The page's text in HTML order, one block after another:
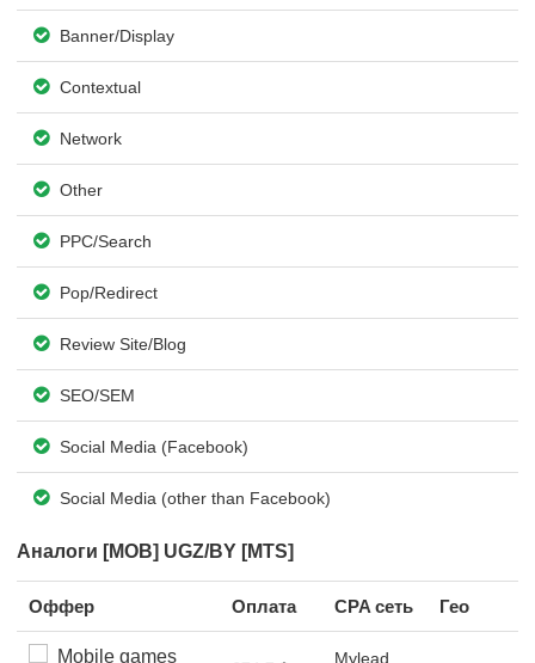
Banner/Display
Contextual
Network
Other
PPC/Search
Pop/Redirect
Review Site/Blog
SEO/SEM
Social Media (Facebook)
Social Media (other than Facebook)
Аналоги [MOB] UGZ/BY [MTS]
Оффер Оплата CPA сеть Гео
Mobile games
Mylead